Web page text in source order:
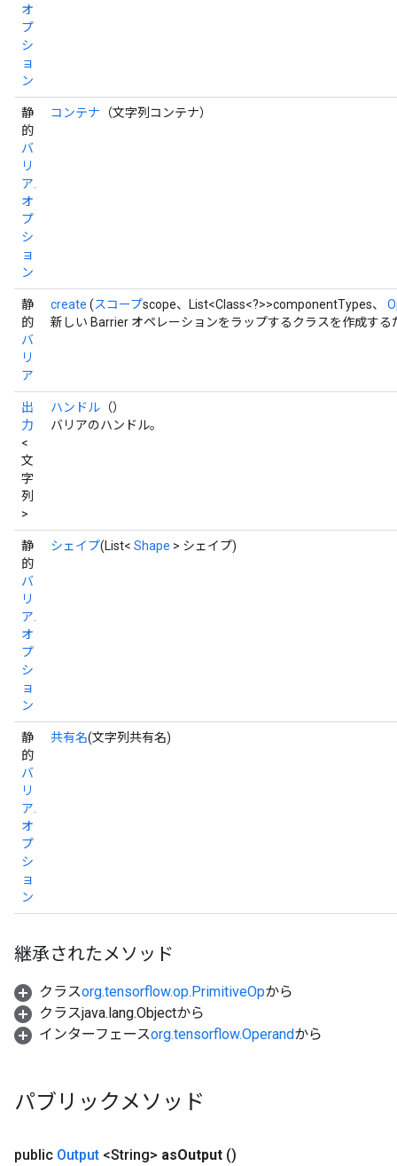
オ
プ
シ
ョ
ン
静
的
バ
リ
ア.
オ
プ
シ
ョ
ン
コンテナ （文字列コンテナ）
静
的
バ
リ
ア
create (スコープscope、List<Class<?>>componentTypes、
新しい Barrier オペレーションをラップするクラスを作成す
出
力
<
文
字
列
>
ハンドル （）
バリアのハンドル。
静
的
バ
リ
ア.
オ
プ
シ
ョ
ン
シェイプ(List< Shape > シェイプ)
静
的
バ
リ
ア.
オ
プ
シ
ョ
ン
共有名(文字列共有名)
継承されたメソッド
クラスorg.tensorflow.op.PrimitiveOpから
クラスjava.lang.Objectから
インターフェースorg.tensorflow.Operandから
パブリックメソッド
public Output <String> asOutput ()